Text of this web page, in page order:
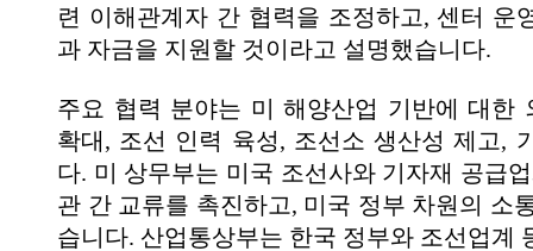
련 이해관계자 간 협력을 조정하고, 센터 운
과 자금을 지원할 것이라고 설명했습니다.
주요 협력 분야는 미 해양산업 기반에 대한
확대, 조선 인력 육성, 조선소 생산성 제고,
다. 미 상무부는 미국 조선사와 기자재 공급
관 간 교류를 촉진하고, 미국 정부 차원의 소
습니다. 산업통상부는 한국 정부와 조선업계